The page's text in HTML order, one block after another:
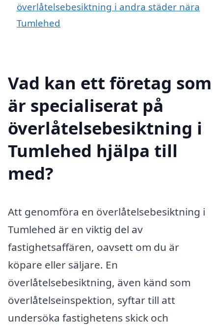
överlåtelsebesiktning i andra städer nära
Tumlehed
Vad kan ett företag som
är specialiserat på
överlåtelsebesiktning i
Tumlehed hjälpa till
med?
Att genomföra en överlåtelsebesiktning i
Tumlehed är en viktig del av
fastighetsaffären, oavsett om du är
köpare eller säljare. En
överlåtelsebesiktning, även känd som
överlåtelseinspektion, syftar till att
undersöka fastighetens skick och